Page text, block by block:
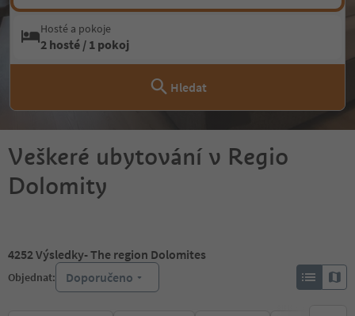
Hosté a pokoje
2 hosté / 1 pokoj
Hledat
Veškeré ubytování v Regio
Dolomity
4252Výsledky- The region Dolomites
Objednat: Doporučeno